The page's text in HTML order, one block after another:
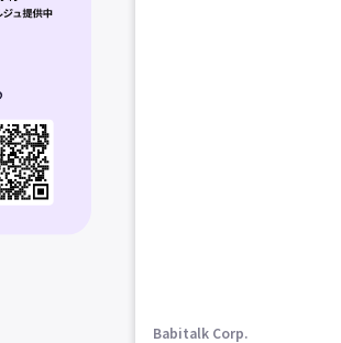
Babitalk Corp.